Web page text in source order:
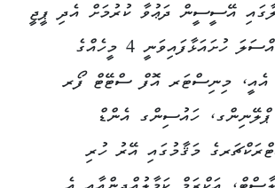
އޭސީސީން ދަޢުވާ ކުރުމަށް އެދި ޕީޖީ
އޮފީހަށް މައްސަލަ ހުށައަޅާފައިވަނީ 4 މީހެއްގެ
އެއީ، މިނިސްޓަރ އޮފް ސްޓޭޓް ފޯރ
ހައުސިންގ އެންޑް
މަޤާމުގައި އޭރު ހުރި